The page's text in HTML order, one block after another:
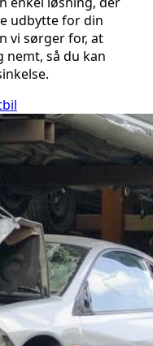
udbytte for din
vi sørger for, at
så du kan